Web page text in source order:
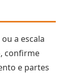
a escala
confirme
e partes